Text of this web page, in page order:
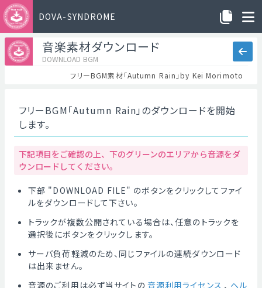
DOVA-SYNDROME
音楽素材ダウンロード
DOWNLOAD BGM
フリーBGM素材「Autumn Rain」by Kei Morimoto
フリーBGM「Autumn Rain」のダウンロードを開始
します。
下記項目をご確認の上、下のグリーンのエリアから音源をダ
ウンロードしてください。
下部 "DOWNLOAD FILE" のボタンをクリックしてファイ
ルをダウンロードして下さい。
トラックが複数公開されている場合は、任意のトラックを
選択後にボタンをクリックします。
サーバ負荷軽減のため、同じファイルの連続ダウンロード
は出来ません。
音源のご利用は必ず当サイトの 音源利用ライセンス 、 ヘル